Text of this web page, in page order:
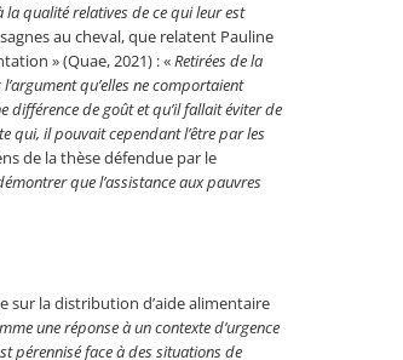
qualité relatives de ce qui leur est
au cheval, que relatent Pauline
» (Quae, 2021) : «Retirées de la
qu’elles ne comportaient
différence de goût et qu’il fallait éviter de
qui, il pouvait cependant l’être par les
de la thèse défendue par le
que l’assistance aux pauvres
sur la distribution d’aide alimentaire
une réponse à un contexte d’urgence
pérennisé face à des situations de